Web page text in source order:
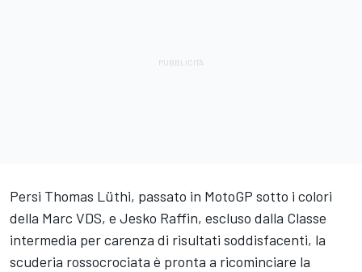
Persi Thomas Lüthi, passato in MotoGP sotto i colori
della Marc VDS, e Jesko Raffin, escluso dalla Classe
intermedia per carenza di risultati soddisfacenti, la
scuderia rossocrociata è pronta a ricominciare la